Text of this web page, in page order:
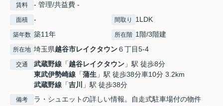
賃料 - 管理/共益費 -
面積 - 間取り 1LDK
築年数 築11年 所在階 1階/3階建
所在地 埼玉県越谷市レイクタウン６丁目5-4
交通 武蔵野線 「越谷レイクタウン 」駅 徒歩8分
東武伊勢崎線 「蒲生 」駅 徒歩38分車10分 3.2km
武蔵野線 「吉川 」駅 徒歩38分
備考
ラ・シュエットの詳しい情報。自走式駐車場付の物件